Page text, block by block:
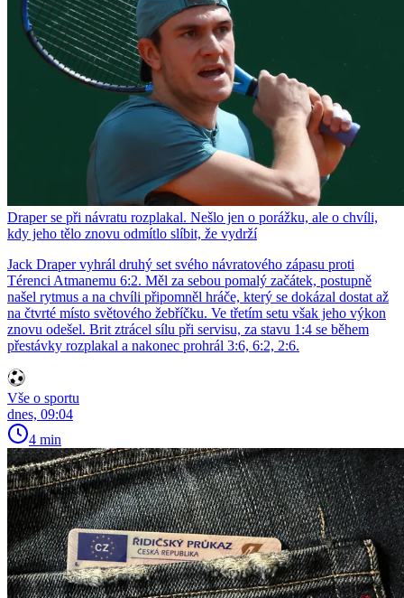
Draper se při návratu rozplakal. Nešlo jen o porážku, ale o chvíli,
kdy jeho tělo znovu odmítlo slíbit, že vydrží
Jack Draper vyhrál druhý set svého návratového zápasu proti
Térenci Atmanemu 6:2. Měl za sebou pomalý začátek, postupně
našel rytmus a na chvíli připomněl hráče, který se dokázal dostat až
na čtvrté místo světového žebříčku. Ve třetím setu však jeho výkon
znovu odešel. Brit ztrácel sílu při servisu, za stavu 1:4 se během
přestávky rozplakal a nakonec prohrál 3:6, 6:2, 2:6.
Vše o sportu
dnes, 09:04
4 min